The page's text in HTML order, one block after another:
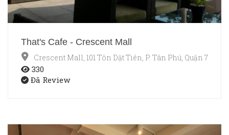
That's Cafe - Crescent Mall
Crescent Mall, 101 Tôn Dật Tiên, P. Tân Phú, Quận 7, TP.
330
Đã Review